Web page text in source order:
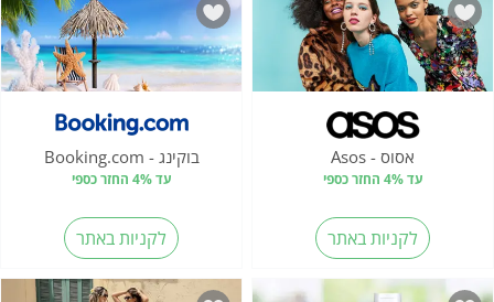
אסוס - Asos
עד 4% החזר כספי
לקניות באתר
בוקינג - Booking.com
עד 4% החזר כספי
לקניות באתר